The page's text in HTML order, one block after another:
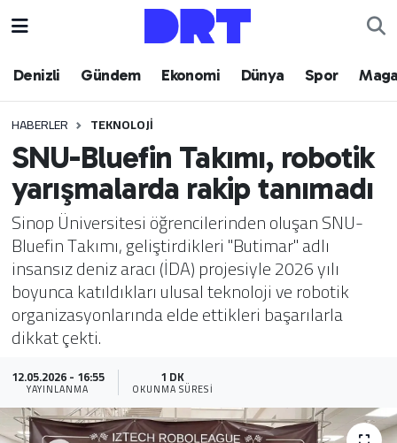
Denizli Gündem Ekonomi Dünya Spor
HABERLER TEKNOLOJI
SNU-Bluefin Takımı, robotik
yarışmalarda rakip tanımadı
Sinop Üniversitesi öğrencilerinden oluşan SNU-
Bluefin Takımı, geliştirdikleri "Butimar" adlı
insansız deniz aracı (İDA) projesiyle 2026 yılı
boyunca katıldıkları ulusal teknoloji ve robotik
organizasyonlarında elde ettikleri başarılarla
dikkat çekti.
12.05.2026 - 16:55
YAYINLANMA
1 DK
OKUNMA SÜRESI
Denizli
Ekonomi
Dünya
Spor
Magazin
Teknoloji
Yaşam
Sağlık
Hava Durumu
Puan Durumu ve Fikstür
Tüm Manşetler
Son Dakika Haberleri
Haber Arşivi